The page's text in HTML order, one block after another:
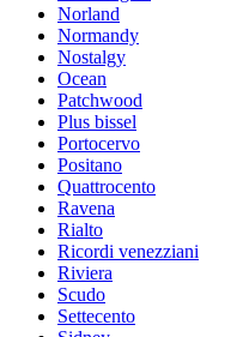
Norland
Normandy
Nostalgy
Ocean
Patchwood
Plus bissel
Portocervo
Positano
Quattrocento
Ravena
Rialto
Ricordi venezziani
Riviera
Scudo
Settecento